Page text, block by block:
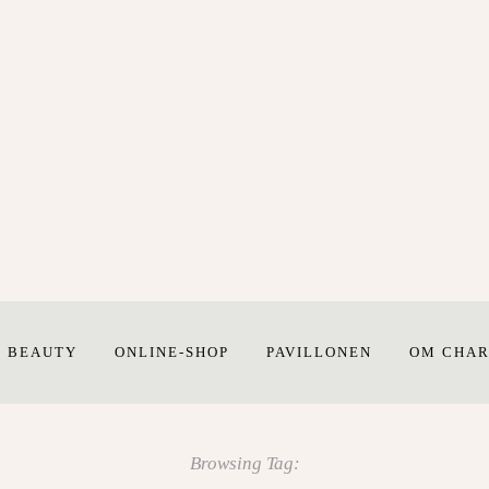
BEAUTY ONLINE-SHOP PAVILLONEN OM
Browsing Tag: